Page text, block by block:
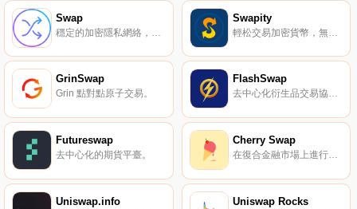
Swap Swapity
GrinSwap
Grin 點對點原子交易。
FlashSwap
去中心化衍生品交易協議。
Futureswap
去中心化的期貨平臺。
Cherry Swap
在復合金融市場上進行利率掉期的自治開源平臺。
Uniswap.info Uniswap Rocks